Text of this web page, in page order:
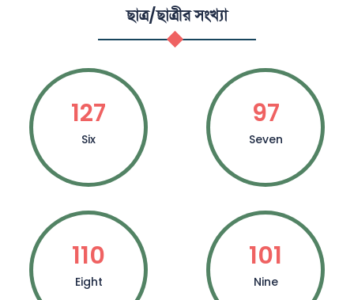
ছাত্র/ছাত্রীর সংখ্যা
127
Six
97
Seven
110
Eight
101
Nine